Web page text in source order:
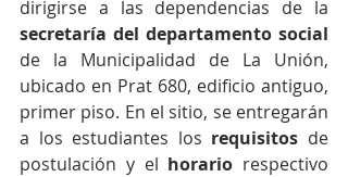
secretaría del departamento social
de la Municipalidad de La Unión,
ubicado en Prat 680, edificio antiguo,
primer piso. En el sitio, se entregarán
a los estudiantes los requisitos de
postulación y el horario respectivo